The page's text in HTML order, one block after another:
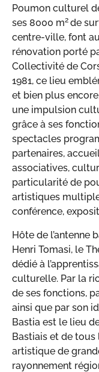
Poumon culturel
ses 8000 m2 de
centre-ville, font
rénovation porté
Collectivité de
1981, ce lieu
et bien plus
une impulsion
grâce à ses
spectacles
partenaires,
associatives,
particularité de
artistiques
conférence,
Hôte de l’antenne
Henri Tomasi, le
dédié à
culturelle. Par la
de ses fonctions,
ainsi que par son
Bastia est le lieu
Bastiais et de tous
artistique de
rayonnement